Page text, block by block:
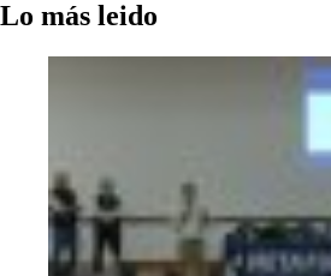
Lo más leido